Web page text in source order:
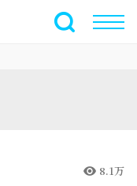
全文搜索
8.1万